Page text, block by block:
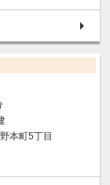
本町5丁目